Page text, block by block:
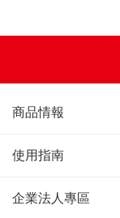
商品情報
使用指南
企業法人專區